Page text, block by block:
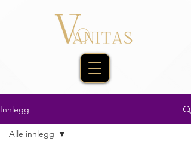
Innlegg
Alle innlegg